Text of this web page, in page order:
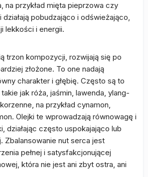
na przykład mięta pieprzowa czy
działają pobudzająco i odświeżająco,
lekkości i energii.
trzon kompozycji, rozwijają się po
złożone. To one nadają
charakter i głębię. Często są to
jak róża, jaśmin, lawenda, ylang-
na przykład cynamon,
Olejki te wprowadzają równowagę i
działając często uspokajająco lub
Zbalansowanie nut serca jest
pełnej i satysfakcjonującej
która nie jest ani zbyt ostra, ani